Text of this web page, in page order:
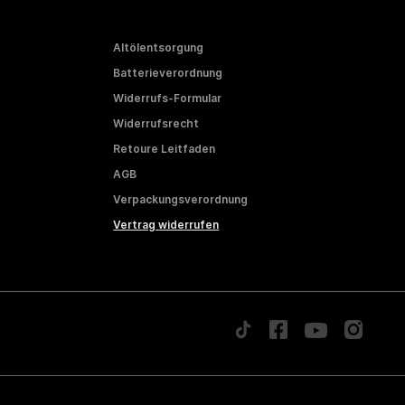
Altölentsorgung
Batterieverordnung
Widerrufs-Formular
Widerrufsrecht
Retoure Leitfaden
AGB
Verpackungsverordnung
Vertrag widerrufen